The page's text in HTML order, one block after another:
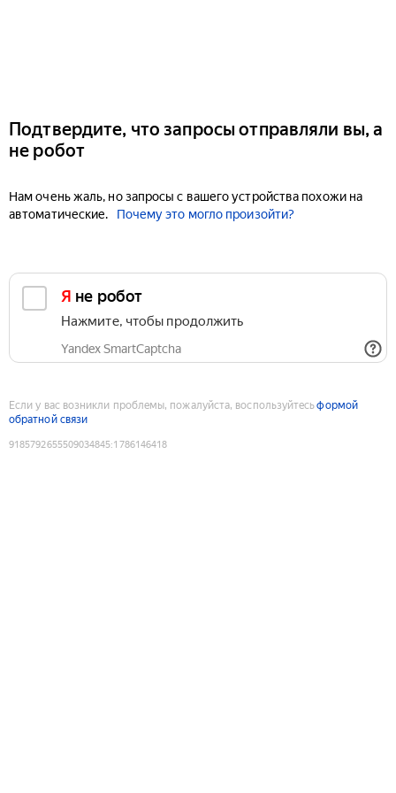
Подтвердите, что запросы отправляли вы, а
не робот
Нам очень жаль, но запросы с вашего устройства похожи на
автоматические.
Почему это могло произойти?
Я не робот
Нажмите, чтобы продолжить
Yandex SmartCaptcha
Если у вас возникли проблемы, пожалуйста, воспользуйтесьформой
обратной связи
9185792655509034845:1786146418